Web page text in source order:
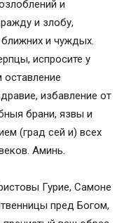
и
и злобу,
и чуждых.
испросите у
избавление от
брани, язвы и
(град сей и) всех
Аминь.
Гурие, Самоне
пред Богом,